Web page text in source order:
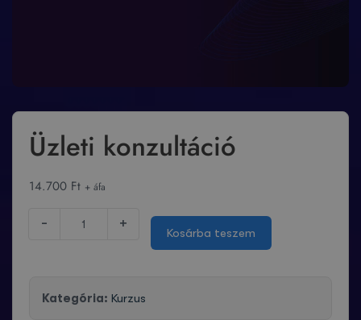
Üzleti konzultáció
14.700 Ft + áfa
- +
Kosárba teszem
Kategória: Kurzus